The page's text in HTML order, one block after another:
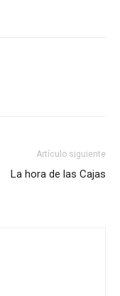
Artículo siguiente
La hora de las Cajas